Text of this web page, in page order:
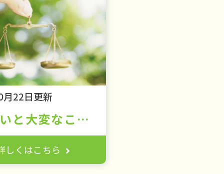
22日更新
知らないと大変なことになる！？解体工事で守るべき「建設リサイクル法」とは②
しくはこちら